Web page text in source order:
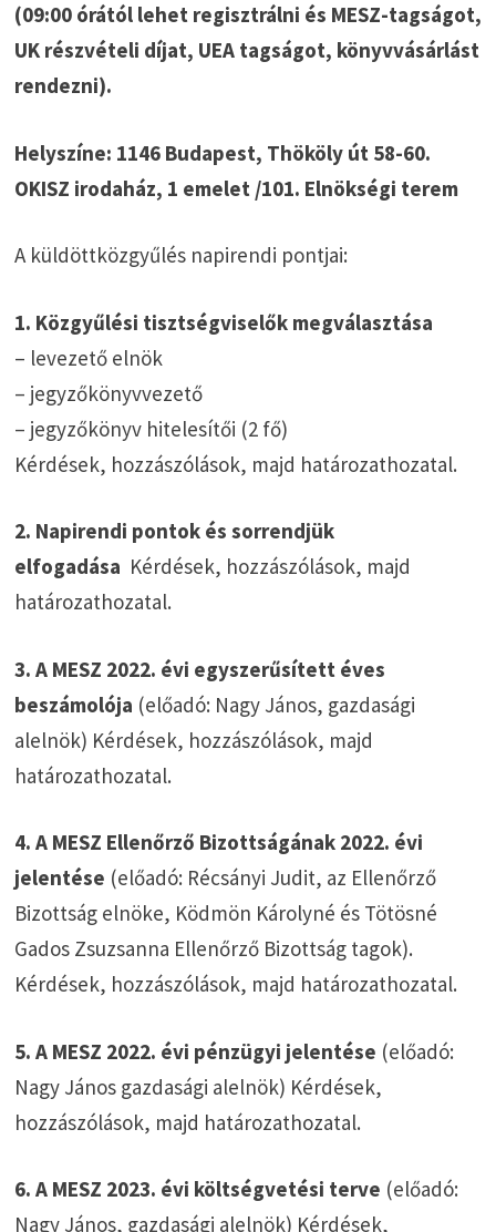
(09:00 órától lehet regisztrálni és MESZ-tagságot,
UK részvételi díjat, UEA tagságot, könyvvásárlást
rendezni).
Helyszíne: 1146 Budapest, Thököly út 58-60.
OKISZ irodaház, 1 emelet /101. Elnökségi terem
A küldöttközgyűlés napirendi pontjai:
1. Közgyűlési tisztségviselők megválasztása
– levezető elnök
– jegyzőkönyvvezető
– jegyzőkönyv hitelesítői (2 fő)
Kérdések, hozzászólások, majd határozathozatal.
2. Napirendi pontok és sorrendjük
elfogadása Kérdések, hozzászólások, majd
határozathozatal.
3. A MESZ 2022. évi egyszerűsített éves
beszámolója (előadó: Nagy János, gazdasági
alelnök) Kérdések, hozzászólások, majd
határozathozatal.
4. A MESZ Ellenőrző Bizottságának 2022. évi
jelentése (előadó: Récsányi Judit, az Ellenőrző
Bizottság elnöke, Ködmön Károlyné és Tötösné
Gados Zsuzsanna Ellenőrző Bizottság tagok).
Kérdések, hozzászólások, majd határozathozatal.
5. A MESZ 2022. évi pénzügyi jelentése (előadó:
Nagy János gazdasági alelnök) Kérdések,
hozzászólások, majd határozathozatal.
6. A MESZ 2023. évi költségvetési terve (előadó:
Nagy János, gazdasági alelnök) Kérdések,